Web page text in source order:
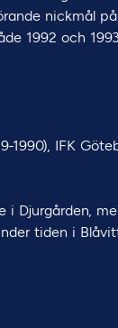
nickmål
1992 och
1990), IFK
i Djurgården,
tiden i